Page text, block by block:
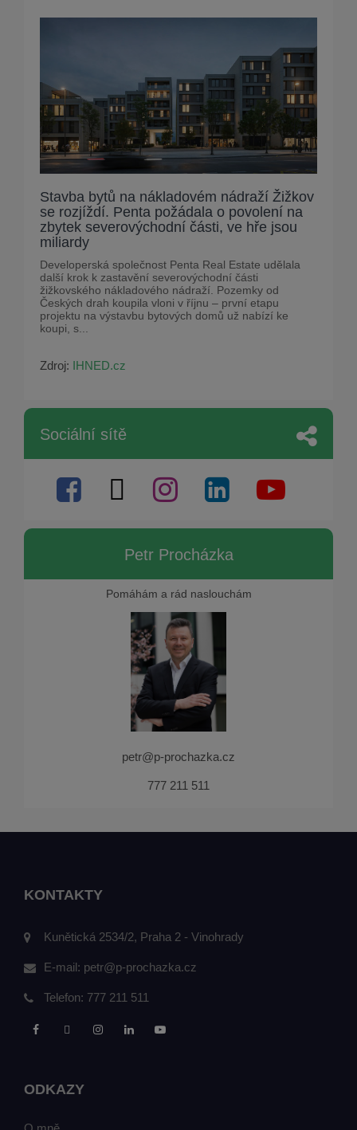
Stavba bytů na nákladovém nádraží Žižkov
se rozjíždí. Penta požádala o povolení na
zbytek severovýchodní části, ve hře jsou
miliardy
Developerská společnost Penta Real Estate udělala
další krok k zastavění severovýchodní části
žižkovského nákladového nádraží. Pozemky od
Českých drah koupila vloni v říjnu – první etapu
projektu na výstavbu bytových domů už nabízí ke
koupi, s...
Zdroj: IHNED.cz
Sociální sítě
Petr Procházka
Pomáhám a rád naslouchám
petr@p-prochazka.cz
777 211 511
KONTAKTY
Kunětická 2534/2, Praha 2 - Vinohrady
E-mail: petr@p-prochazka.cz
Telefon: 777 211 511
ODKAZY